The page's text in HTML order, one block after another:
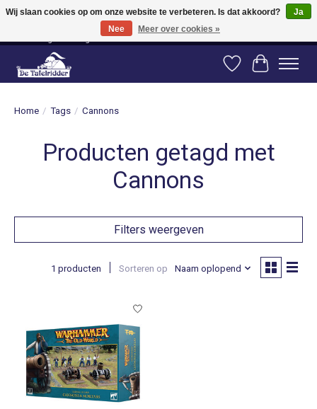
Vanaf 80 euro gratis verzending binnen Nederland! Vanaf 100 euro gratis
verzending naar België en Duitsland!
Verlanglijst
Home / Tags / Cannons
Producten getagd met
Cannons
Filters weergeven
1 producten Sorteren op Naam oplopend
Wij slaan cookies op om onze website te verbeteren. Is dat akkoord?
Ja
Nee
Meer over cookies »